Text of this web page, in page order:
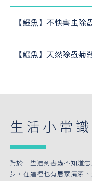
【鱷魚】不快害虫
【鱷魚】天然除蟲
生活小常識
對於一些遇到害蟲不知道
步，在這裡也有居家清潔